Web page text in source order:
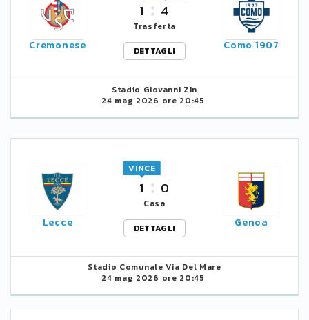
Cremonese
1 4
Trasferta
DETTAGLI
Como 1907
Stadio Giovanni Zin
24 mag 2026 ore 20:45
Lecce
1
VINCE
0
Casa
DETTAGLI
Genoa
Stadio Comunale Via Del Mare
24 mag 2026 ore 20:45